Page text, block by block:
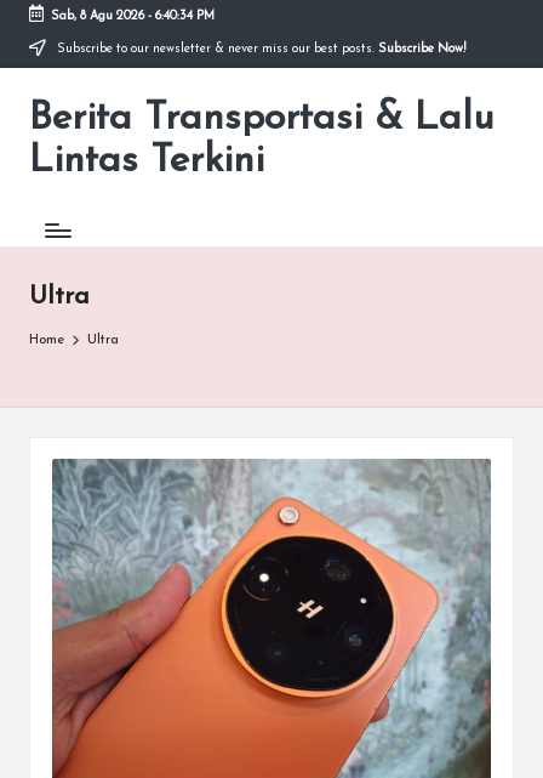
Skip
content
Sab, 8 Agu 2026- 6:40:34 PM
Subscribe to our newsletter & never miss our best posts. Subscribe Now!
Berita Transportasi & Lalu
Lintas Terkini
premancity.biz.id
Ultra
Home Ultra